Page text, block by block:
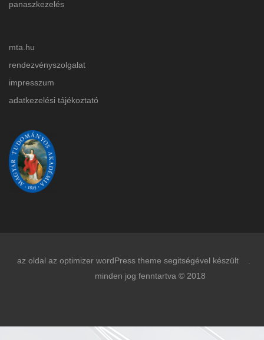
panaszkezelés
mta.hu
rendezvényszolgalat
impresszum
adatkezelési tájékoztató
az oldal az optimizer wordPress theme segitségével készült .
minden jog fenntartva © 2018